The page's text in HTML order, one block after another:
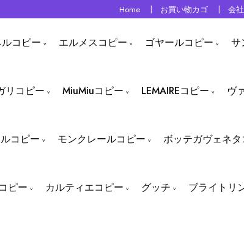
Home お買い物カゴ 会
コピー エルメスコピー ゴヤールコピー サ
リコピー MiuMiuコピー LEMAIREコピー ヴ
コピー モンクレールコピー ボッテガヴェネ
ピー カルティエコピー グッチ ブライトリ